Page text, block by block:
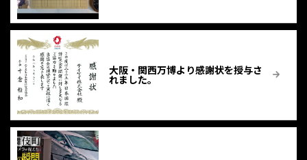
大阪・関西万博より感謝状を授与さ
れました。